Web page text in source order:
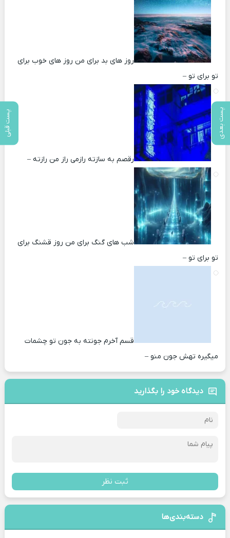
پست بعدی پست قبلی
روز های بد برای من روز های خوب برای
تو برای تو –
رقصم به سازته رازمی راز من رازته –
شب های گنگ برای من روز قشنگ برای
تو برای تو –
قسم آخرم جونته به جون تو چشمات
میگیره تهش جون منو –
دیدگاه خود را بگذارید
ثبت نظر
دسته‌بندی‌ها